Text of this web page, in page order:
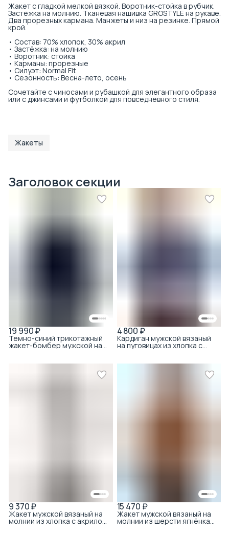
Жакет с гладкой мелкой вязкой. Воротник-стойка в рубчик.
Застёжка на молнию. Тканевая нашивка GROSTYLE на рукаве.
Два прорезных кармана. Манжеты и низ на резинке. Прямой
крой.
• Состав: 70% хлопок, 30% акрил
• Застёжка: на молнию
• Воротник: стойка
• Карманы: прорезные
• Силуэт: Normal Fit
• Сезонность: Весна-лето, осень
Сочетайте с чиносами и рубашкой для элегантного образа
или с джинсами и футболкой для повседневного стиля.
Жакеты
Заголовок секции
19 990 ₽
Темно-синий трикотажный
жакет-бомбер мужской на
4 800 ₽
Кардиган мужской вязаный
на пуговицах из хлопка с
акрилом с текстурой
синий
9 370 ₽
Жакет мужской вязаный на
молнии из хлопка с акрилом
15 470 ₽
Жакет мужской вязаный на
молнии из шерсти ягнёнка